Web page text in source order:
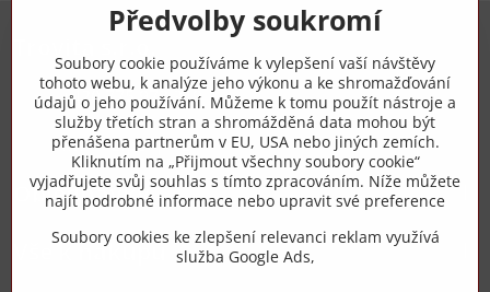
+420 775 973 319
info​@zipzop​.cz
Objednávky
Vše k nákupu
Předvolby soukromí
Soubory cookie používáme k vylepšení vaší návštěvy
tohoto webu, k analýze jeho výkonu a ke shromažďování
údajů o jeho používání. Můžeme k tomu použít nástroje a
služby třetích stran a shromážděná data mohou být
přenášena partnerům v EU, USA nebo jiných zemích.
Kliknutím na „Přijmout všechny soubory cookie“
vyjadřujete svůj souhlas s tímto zpracováním. Níže můžete
najít podrobné informace nebo upravit své preference
Soubory cookies ke zlepšení relevanci reklam využívá
služba Google Ads,